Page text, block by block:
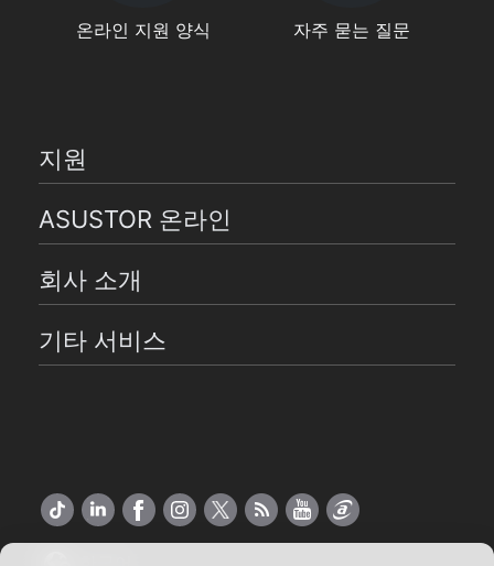
온라인 지원 양식 자주 묻는 질문
지원
ASUSTOR 온라인
회사 소개
기타 서비스